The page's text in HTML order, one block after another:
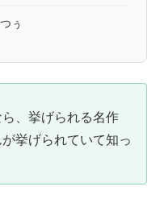
ぅ
、挙げられる名作
挙げられていて知っ